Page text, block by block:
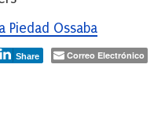
Piedad Ossaba
Share Correo Electrónico